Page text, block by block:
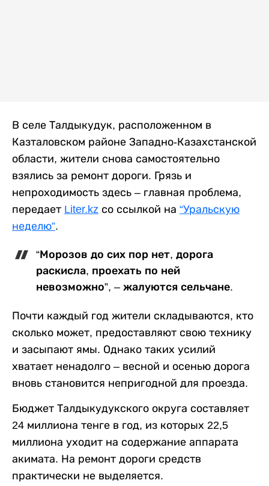
В селе Талдыкудук, расположенном в
Казталовском районе Западно-Казахстанской
области, жители снова самостоятельно
взялись за ремонт дороги. Грязь и
непроходимость здесь – главная проблема,
передает Liter.kz со ссылкой на “Уральскую
неделю”.
“Морозов до сих пор нет, дорога
раскисла, проехать по ней
невозможно”, – жалуются сельчане.
Почти каждый год жители складываются, кто
сколько может, предоставляют свою технику
и засыпают ямы. Однако таких усилий
хватает ненадолго – весной и осенью дорога
вновь становится непригодной для проезда.
Бюджет Талдыкудукского округа составляет
24 миллиона тенге в год, из которых 22,5
миллиона уходит на содержание аппарата
акимата. На ремонт дороги средств
практически не выделяется.